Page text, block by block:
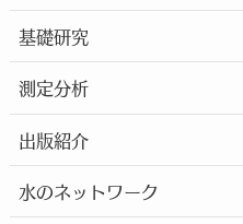
基礎研究
測定分析
出版紹介
水のネットワーク